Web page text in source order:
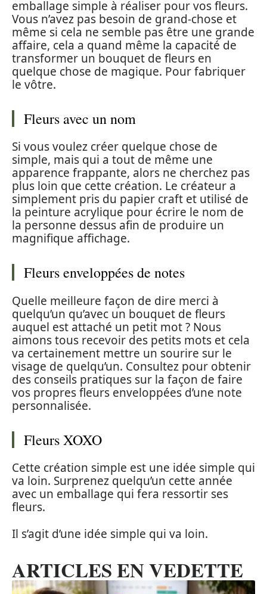
emballage simple à réaliser pour vos fleurs.
Vous n’avez pas besoin de grand-chose et
même si cela ne semble pas être une grande
affaire, cela a quand même la capacité de
transformer un bouquet de fleurs en
quelque chose de magique. Pour fabriquer
le vôtre.
Fleurs avec un nom
Si vous voulez créer quelque chose de
simple, mais qui a tout de même une
apparence frappante, alors ne cherchez pas
plus loin que cette création. Le créateur a
simplement pris du papier craft et utilisé de
la peinture acrylique pour écrire le nom de
la personne dessus afin de produire un
magnifique affichage.
Fleurs enveloppées de notes
Quelle meilleure façon de dire merci à
quelqu’un qu’avec un bouquet de fleurs
auquel est attaché un petit mot ? Nous
aimons tous recevoir des petits mots et cela
va certainement mettre un sourire sur le
visage de quelqu’un. Consultez pour obtenir
des conseils pratiques sur la façon de faire
vos propres fleurs enveloppées d’une note
personnalisée.
Fleurs XOXO
Cette création simple est une idée simple qui
va loin. Surprenez quelqu’un cette année
avec un emballage qui fera ressortir ses
fleurs.
Il s’agit d’une idée simple qui va loin.
ARTICLES EN VEDETTE